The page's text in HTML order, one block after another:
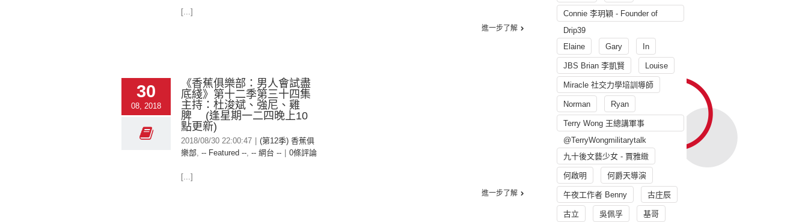
[...]
進一步了解
30
08, 2018
《香蕉俱樂部：男人會試盡
底綫》第十二季第三十四集
主持：杜浚斌、強尼、雞
脾 (逢星期一二四晚上10
點更新)
2018/08/30 22:00:47
(第12季) 香蕉俱
樂部, -- Featured --, -- 網台 -- 0條評論
[...]
進一步了解
Connie 李玥穎 - Founder of
Drip39
Elaine
Gary In
JBS Brian 李凱賢 Louise
Miracle 社交力學培訓導師
Norman Ryan
Terry Wong 王總講軍事
@TerryWongmilitarytalk
九十後文藝少女 - 賈雅緻
何啟明 何爵天導演
午夜工作者 Benny 古庄辰
古立 吳佩孚 基哥